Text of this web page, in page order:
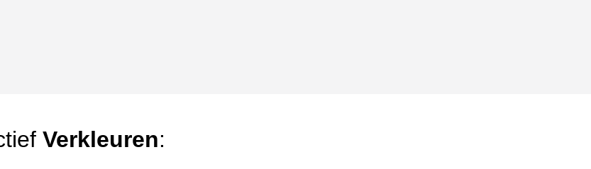
Verkleuren: